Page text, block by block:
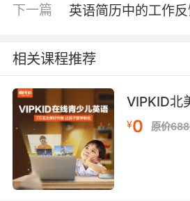
复纠错，这种文化碰撞带来
技能整合度：听说读写的协同
求四项能力同步在线。当面
“Have you carried any
“Are you declaring all
成听力理解、口语应答、信
单）的多线程操作。VIPKID
8次模拟训练的学员，口语响
下一篇 英语简历中的工作反
相关课程推荐
VIPKID北
¥0 原价